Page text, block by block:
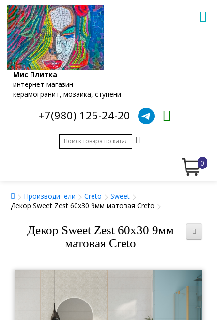
Мис Плитка
интернет-магазин
керамогранит, мозаика, ступени
+7(980) 125-24-20
0
Производители Creto
Sweet
Декор Sweet Zest 60x30 9мм матовая Creto
Декор Sweet Zest 60x30 9мм
матовая Creto